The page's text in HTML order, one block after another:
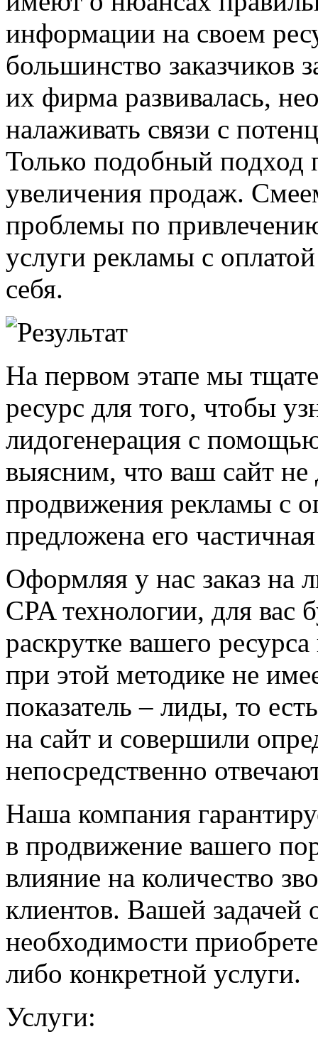
информации на своем
большинство заказчиков
их фирма развивалась,
налаживать связи с
Только подобный подход
увеличения продаж.
проблемы по
услуги рекламы с
себя.
На первом этапе мы
ресурс для того, чтобы
лидогенерация с
выясним, что ваш сайт не
продвижения рекламы с
предложена его
Оформляя у нас заказ на
CPA технологии, для вас
раскрутке вашего
при этой методике не
показатель – лиды, то
на сайт и совершили
непосредственно
Наша компания
в продвижение вашего
влияние на количество
клиентов. Вашей задачей
необходимости
либо конкретной услуги.
Услуги: